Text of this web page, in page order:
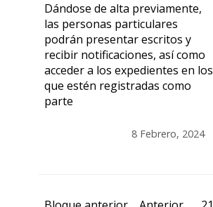
Dándose de alta previamente,
las personas particulares
podrán presentar escritos y
recibir notificaciones, así como
acceder a los expedientes en los
que estén registradas como
parte
8 Febrero, 2024